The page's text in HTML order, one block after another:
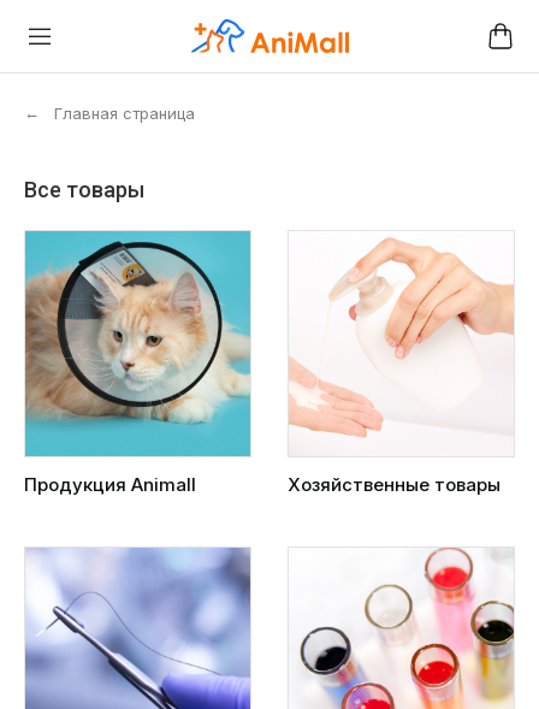
← Главная страница
Все товары
Продукция Animall Хозяйственные товары